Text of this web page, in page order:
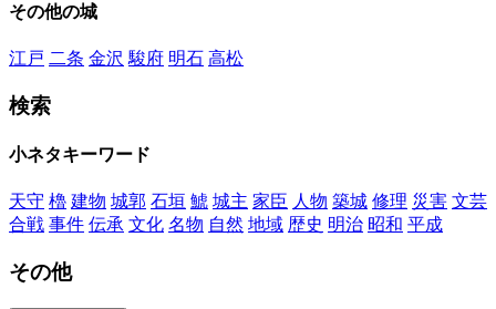
その他の城
江戸 二条 金沢 駿府 明石 高松
検索
小ネタキーワード
天守 櫓 建物 城郭 石垣 鯱 城主 家臣 人物 築城 修理 災害 文芸
合戦 事件 伝承 文化 名物 自然 地域 歴史 明治 昭和 平成
その他